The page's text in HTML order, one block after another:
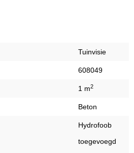
Tuinvisie
608049
1 m2
Beton
Hydrofoob
toegevoegd